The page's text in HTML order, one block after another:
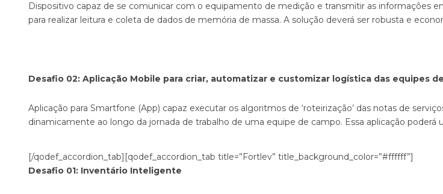
Dispositivo capaz de se comunicar com o equipamento de medição e transmitir as informações
para realizar leitura e coleta de dados de memória de massa. A solução deverá ser robusta e
Desafio 02: Aplicação Mobile para criar, automatizar e customizar logística das equipes
Aplicação para Smartfone (App) capaz executar os algoritmos de ‘roteirização’ das notas de
dinamicamente ao longo da jornada de trabalho de uma equipe de campo. Essa aplicação
[/qodef_accordion_tab][qodef_accordion_tab title=”Fortlev” title_background_color=”#ffffff”]
Desafio 01: Inventário Inteligente